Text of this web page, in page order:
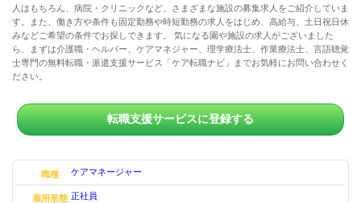
人はもちろん、病院・クリニックなど、さまざまな施設の募集求人をご紹介していま
す。また、働き方や条件も固定勤務や時短勤務の求人をはじめ、高給与、土日祝日休
みなどご希望の条件でお探しできます。 気になる園や施設の求人がございました
ら、まずは介護職・ヘルパー、ケアマネジャー、理学療法士、作業療法士、言語聴覚
士専門の無料転職・派遣支援サービス「ケア転職ナビ」までお気軽にお問い合わせく
ださい。
転職支援サービスに登録する
職種 ケアマネージャー
雇用形態 正社員